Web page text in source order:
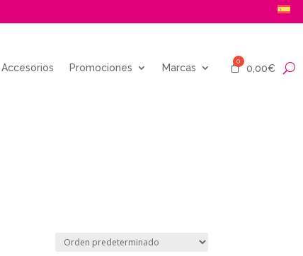
Accesorios Promociones Marcas 0,00€